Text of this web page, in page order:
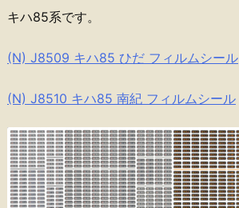
キハ85系です。
(N) J8509 キハ85 ひだ フィルムシール
(N) J8510 キハ85 南紀 フィルムシール